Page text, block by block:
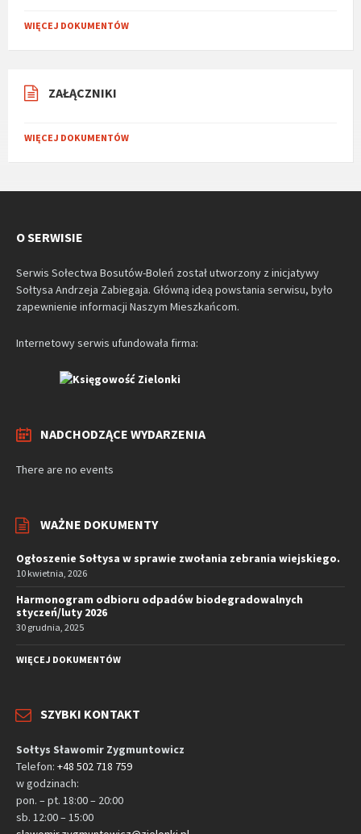
WIĘCEJ DOKUMENTÓW
ZAŁĄCZNIKI
WIĘCEJ DOKUMENTÓW
O SERWISIE
Serwis Sołectwa Bosutów-Boleń został utworzony z inicjatywy
Sołtysa Andrzeja Zabiegaja. Główną ideą powstania serwisu, było
zapewnienie informacji Naszym Mieszkańcom.
Internetowy serwis ufundowała firma:
NADCHODZĄCE WYDARZENIA
There are no events
WAŻNE DOKUMENTY
Ogłoszenie Sołtysa w sprawie zwołania zebrania wiejskiego.
10 kwietnia, 2026
Harmonogram odbioru odpadów biodegradowalnych
styczeń/luty 2026
30 grudnia, 2025
WIĘCEJ DOKUMENTÓW
SZYBKI KONTAKT
Sołtys Sławomir Zygmuntowicz
Telefon: +48 502 718 759
w godzinach:
pon. – pt. 18:00 – 20:00
sb. 12:00 – 15:00